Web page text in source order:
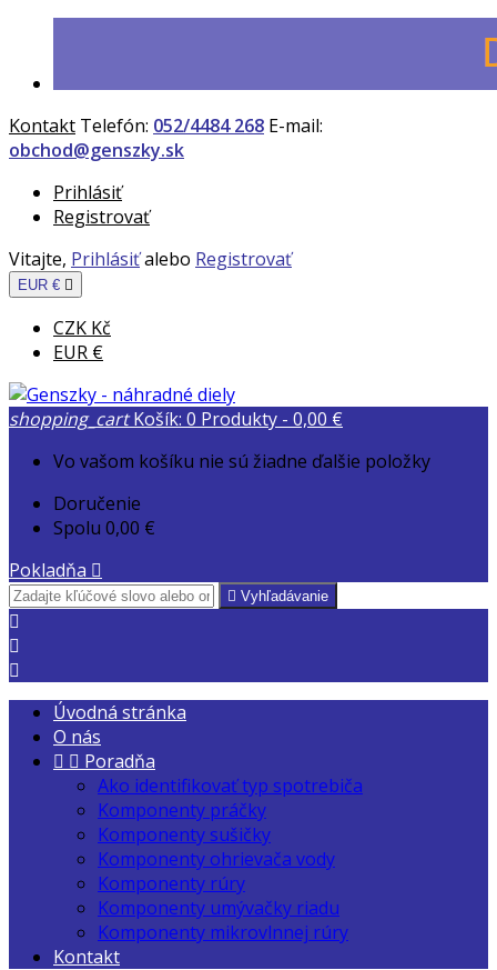
Kontakt Telefón: 052/4484 268 E-mail:
obchod@genszky.sk
Prihlásiť
Registrovať
Vitajte, Prihlásiťalebo Registrovať
EUR € 
CZK Kč
EUR €
shopping_cart Košík: 0 Produkty - 0,00 €
Vo vašom košíku nie sú žiadne ďalšie položky
Doručenie
Spolu 0,00 €
Pokladňa 
 Vyhľadávanie



Úvodná stránka
O nás
  Poradňa
Ako identifikovať typ spotrebiča
Komponenty práčky
Komponenty sušičky
Komponenty ohrievača vody
Komponenty rúry
Komponenty umývačky riadu
Komponenty mikrovlnnej rúry
Kontakt